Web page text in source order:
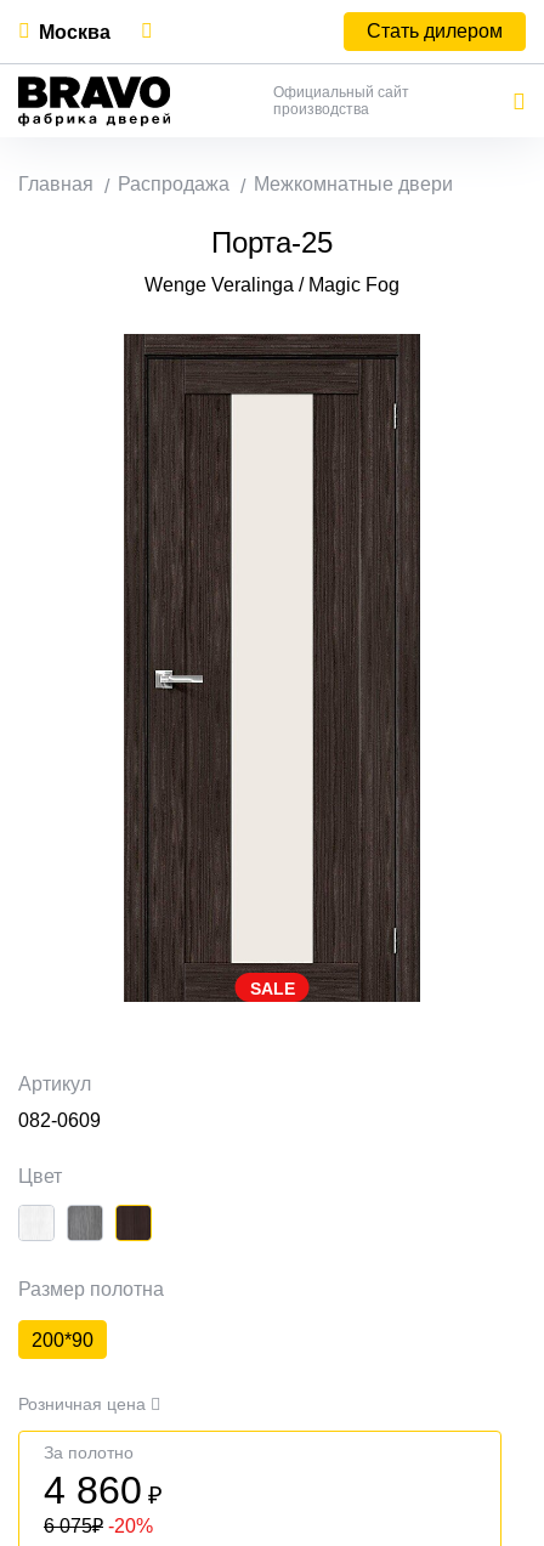
Москва Стать дилером
Официальный сайт
производства
Главная Распродажа Межкомнатные двери
Порта-25
Wenge Veralinga / Magic Fog
SALE
Артикул
082-0609
Цвет
Размер полотна
200*90
Розничная цена
За полотно
4 860 ₽
6 075₽ -20%